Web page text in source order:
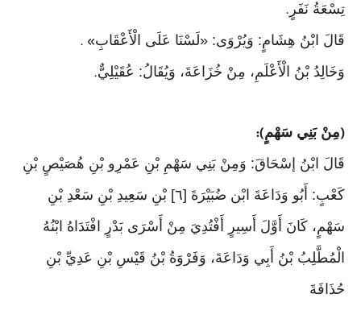
تِسْعَةُ نَفَرٍ .
قَالَ ابْنُ هِشَامٍ: وَيُرْوَى: «لَسْنَا عَلَى الْأَعْقَابِ» .
وَخَالِدُ بْنُ الْأَعْلَمِ، مِنْ خُزَاعَةَ، وَيُقَالُ: عُقَيْلِيٌّ.
(مِنْ بَنِي سَهْمٍ):
قَالَ ابْنُ إسْحَاقَ: وَمِنْ بَنِي سَهْمِ بْنِ عَمْرِو بْنِ هُصَيْصٍ بْنِ
كَعْبٍ: أَبُو وَدَاعَةَ ابْن ضُبَيْرَةَ [٦] بْنِ سَعِيدِ بْنِ سَعْدِ بْنِ
سَهْمٍ، كَانَ أَوَّلَ أَسِيرٍ أَفْتُدِيَ مِنْ أَسْرَى بَدْرٍ افْتَدَاهُ ابْنُهُ
الْمُطَّلِبُ بْنُ أَبِي وَدَاعَةَ، وَفَرْوَةُ بْنُ قَيْسِ بْنِ عَدِيِّ بْنِ
حُذَافَةَ